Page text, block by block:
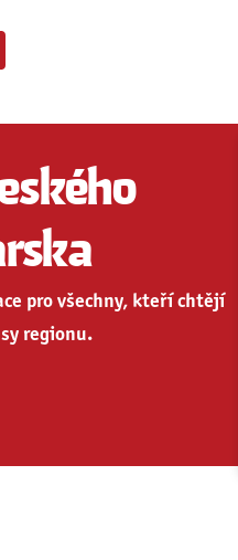
pro všechny, kteří chtějí
regionu.